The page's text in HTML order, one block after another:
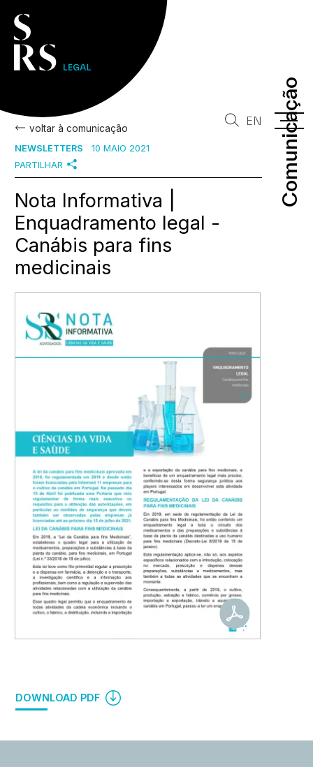
Comunicação
Comunicação
EN
voltar à comunicação
NEWSLETTERS
10 MAIO 2021
PARTILHAR
Nota Informativa |
Enquadramento legal -
Canábis para fins
medicinais
DOWNLOAD PDF